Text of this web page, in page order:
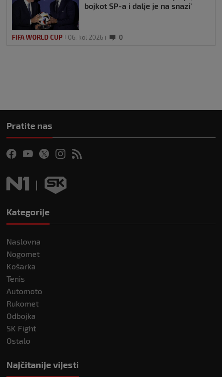
bojkot SP-a i dalje je na snazi’
FIFA WORLD CUP 06. kol 2026 0
Pratite nas
Kategorije
Naslovna
Nogomet
Košarka
Tenis
Automoto
Rukomet
Odbojka
SK Fight
Ostalo
Najčitanije vijesti